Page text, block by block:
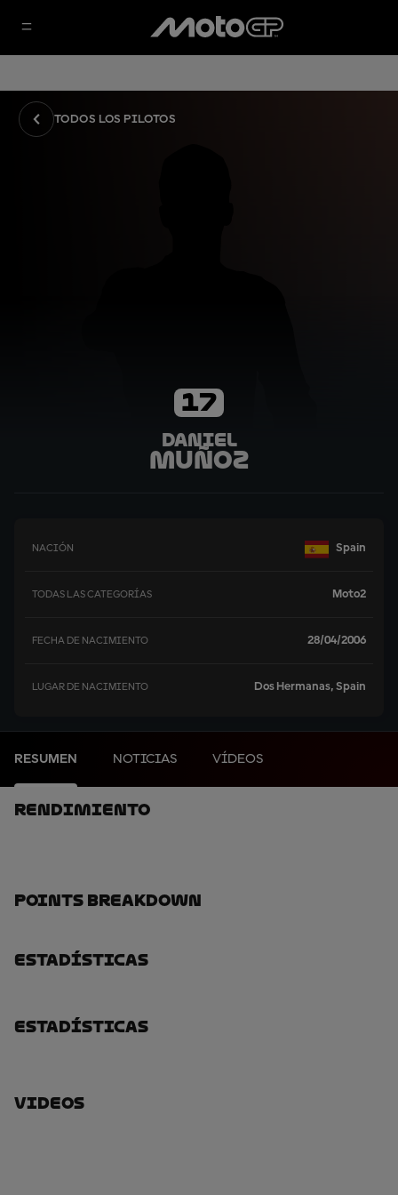
TODOS LOS PILOTOS
17
Daniel
Muñoz
NACIÓN Spain
TODAS LAS CATEGORÍAS Moto2
FECHA DE NACIMIENTO 28/04/2006
LUGAR DE NACIMIENTO Dos Hermanas, Spain
RESUMEN NOTICIAS VÍDEOS
Rendimiento
Points Breakdown
Estadísticas
Estadísticas
Videos